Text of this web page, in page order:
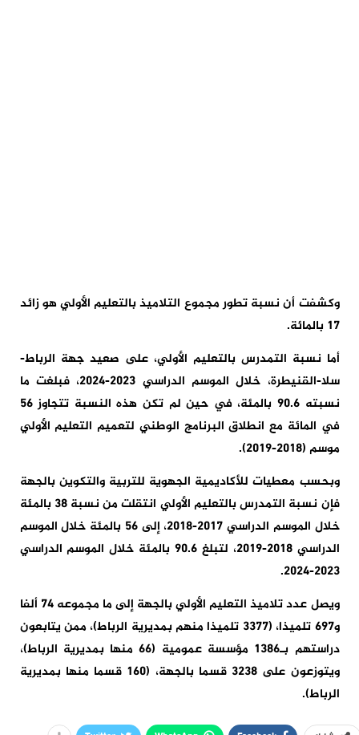
وكشفت أن نسبة تطور مجموع التلاميذ بالتعليم الأولي هو زائد
17 بالمائة.
أما نسبة التمدرس بالتعليم الأولي، على صعيد جهة الرباط-
سلا-القنيطرة، خلال الموسم الدراسي 2023-2024، فبلغت ما
نسبته 90.6 بالمئة، في حين لم تكن هذه النسبة تتجاوز 56
في المائة مع انطلاق البرنامج الوطني لتعميم التعليم الأولي
موسم (2018-2019).
وبحسب معطيات للأكاديمية الجهوية للتربية والتكوين بالجهة
فإن نسبة التمدرس بالتعليم الأولي انتقلت من نسبة 38 بالمئة
خلال الموسم الدراسي 2017-2018، إلى 56 بالمئة خلال الموسم
الدراسي 2018-2019، لتبلغ 90.6 بالمئة خلال الموسم الدراسي
2023-2024.
ويصل عدد تلاميذ التعليم الأولي بالجهة إلى ما مجموعه 74 ألفا
و697 تلميذا، (3377 تلميذا منهم بمديرية الرباط)، ممن يتابعون
دراستهم بـ1386 مؤسسة عمومية (66 منها بمديرية الرباط)،
ويتوزعون على 3238 قسما بالجهة، (160 قسما منها بمديرية
الرباط).